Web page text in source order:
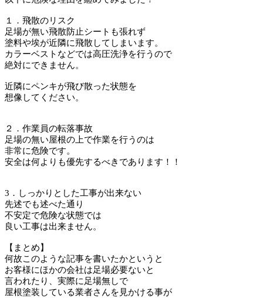
１．飛散のリスク
足場が無い飛散防止シートも張れず
塗料や埃が近隣に飛散してしまいます。
カラーベストなどでは高圧洗浄を行うので
絶対にできません。
近隣にペンキが飛び散った状態を
想像してください。
２．作業員の転落事故
足場の無い屋根の上で作業を行うのは
非常に危険です。
安全は何よりも優先するべきであります！！
3．しっかりとした工事が出来ない
先述でも述べた通り
不安定で危険な状態では
良い工事は出来ません。
【まとめ】
何故このような記事を書いたかというと
お客様にほかの会社は足場必要ないと
言われたり、実際に足場無しで
屋根塗装している業者さんを見かける事が